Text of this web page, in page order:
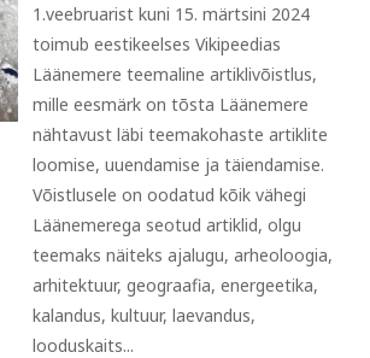
1.veebruarist kuni 15. märtsini 2024
toimub eestikeelses Vikipeedias
Läänemere teemaline artiklivõistlus,
mille eesmärk on tõsta Läänemere
nähtavust läbi teemakohaste artiklite
loomise, uuendamise ja täiendamise.
Võistlusele on oodatud kõik vähegi
Läänemerega seotud artiklid, olgu
teemaks näiteks ajalugu, arheoloogia,
arhitektuur, geograafia, energeetika,
kalandus, kultuur, laevandus,
looduskaits...